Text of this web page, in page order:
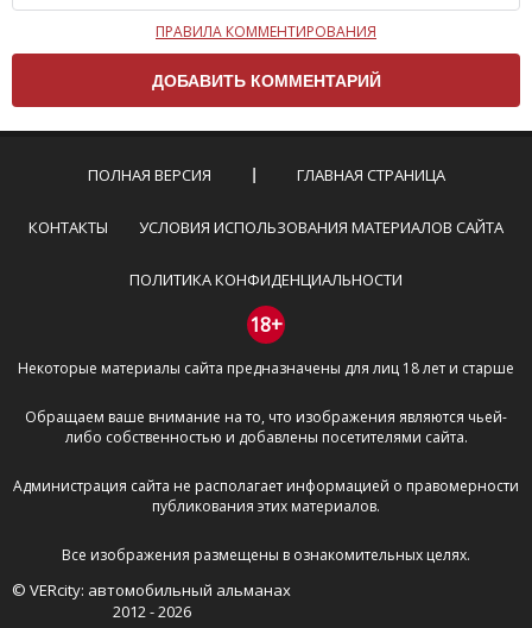
Чтобы ваш комментарий был опубликован на сайте,
вам нужно придерживаться следующих правил:
Комментарий не может быть слишком
эмоциональных высказываний.
Не стоит отклоняться от предмета обсуждения.
Пожалуйста, не используйте в комментарие
призывы к насилию и высказывания,
направленные на разжигание расовой,
межнациональной и религиозной розни —
пожалейте наших модераторов, они кстати
очень славные ребята, поверьте.
буквами.
Не копируйте рецензии с других сайтов, нам
важно именно ваше мнение.
Не размещайте рекламу!
И запаситесь терпением, все комментарии
публикуются только после модерации, поэтому ваш
отзыв может появиться на сайте с некоторым
ПРАВИЛА КОММЕНТИРОВАНИЯ
ПОЛНАЯ ВЕРСИЯ ГЛАВНАЯ СТРАНИЦА
КОНТАКТЫ УСЛОВИЯ ИСПОЛЬЗОВАНИЯ МАТЕРИАЛОВ САЙТА
ПОЛИТИКА КОНФИДЕНЦИАЛЬНОСТИ
18+
Некоторые материалы сайта предназначены для лиц 18 лет и старше
Обращаем ваше внимание на то, что изображения являются чьей-
либо собственностью и добавлены посетителями сайта.
Администрация сайта не располагает информацией о правомерности
публикования этих материалов.
Все изображения размещены в ознакомительных целях.
© VERcity: автомобильный альманах
2012 - 2026